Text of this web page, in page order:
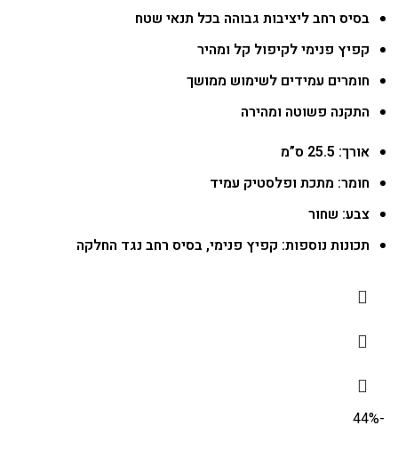
בסיס רחב ליציבות גבוהה בכל תנאי שטח
קפיץ פנימי לקיפול קל ומהיר
חומרים עמידים לשימוש ממושך
התקנה פשוטה ומהירה
אורך: 25.5 ס”מ
חומר: מתכת ופלסטיק עמיד
צבע: שחור
תכונות נוספות: קפיץ פנימי, בסיס רחב נגד החלקה
-44%